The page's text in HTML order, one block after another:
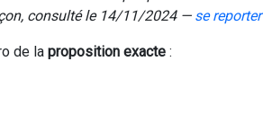
consulté le 14/11/2024 — se
de la proposition exacte :